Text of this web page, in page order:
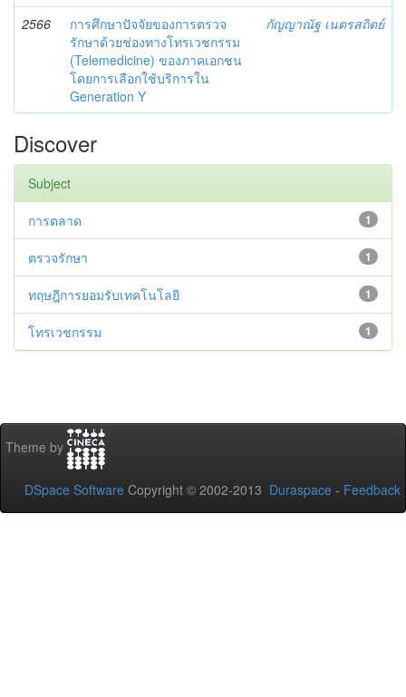
2566
การศึกษาปัจจัยของการตรวจ
รักษาด้วยช่องทางโทรเวชกรรม
(Telemedicine) ของภาคเอกชน
โดยการเลือกใช้บริการใน
Generation Y
กัญญาณัฐ เนตรสถิตย์
Discover
Subject
1
การตลาด
1
ตรวจรักษา
1
ทฤษฎีการยอมรับเทคโนโลยี
1
โทรเวชกรรม
Theme by
DSpace Software Copyright © 2002-2013 Duraspace - Feedback